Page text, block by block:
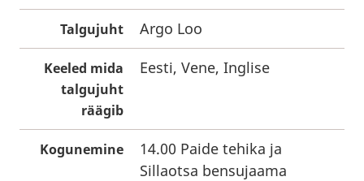
Talgujuht Argo Loo
Keeled mida
talgujuht
räägib
Eesti, Vene, Inglise
Kogunemine
14.00 Paide tehika ja
Sillaotsa bensujaama